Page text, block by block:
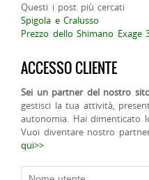
Questi i post più cercati
Spigola e Cralusso
Prezzo dello Shimano Exage
ACCESSO CLIENTE
Sei un partner del nostro
gestisci la tua attività,
autonomia. Hai dimenticato
Vuoi diventare nostro
qui>>